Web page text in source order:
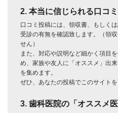
2. 本当に信じられる口コミ
口コミ投稿には、領収書、もしく
受診の有無を確認致します。（領
せん）
また、対応や説明など細かく項目
め、家族や友人に「オススメ」出
を集めます。
ぜひ、あなたの投稿でこのサイトを
3. 歯科医院の「オススメ